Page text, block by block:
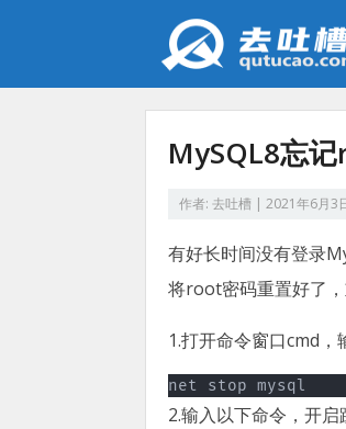
MySQL8忘
作者: 去吐槽 | 2021年6月3
有好长时间没有登录
将root密码重置好了
1.打开命令窗口cmd
net stop mysql
2.输入以下命令，开